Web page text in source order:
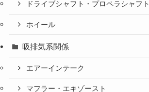
ドライブシャフト・プロペラシャフト
ホイール
吸排気系関係
エアーインテーク
マフラー・エキゾースト